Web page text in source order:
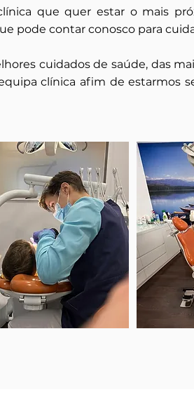
que quer estar o mais
pode contar conosco para
cuidados de saúde, das
clínica afim de estarmos